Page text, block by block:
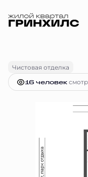
Студия28.5 м2
Чистовая отделка
16 человек